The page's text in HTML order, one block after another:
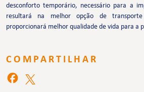
desconforto temporário, necessário para a
resultará na melhor opção de
proporcionará melhor qualidade de vida para a
COMPARTILHAR